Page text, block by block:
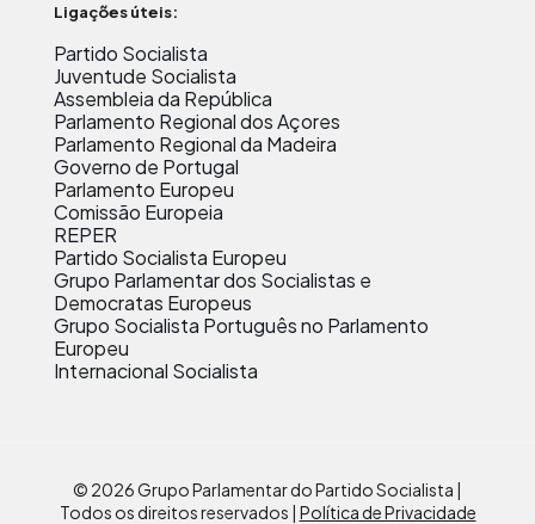
Ligações úteis:
Partido Socialista
Juventude Socialista
Assembleia da República
Parlamento Regional dos Açores
Parlamento Regional da Madeira
Governo de Portugal
Parlamento Europeu
Comissão Europeia
REPER
Partido Socialista Europeu
Grupo Parlamentar dos Socialistas e
Democratas Europeus
Grupo Socialista Português no Parlamento
Europeu
Internacional Socialista
© 2026 Grupo Parlamentar do Partido Socialista |
Todos os direitos reservados | Política de Privacidade